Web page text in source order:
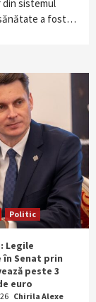
din sistemul
a fost…
Politic
Legile
Senat prin
peste 3
euro
Chirila Alexe